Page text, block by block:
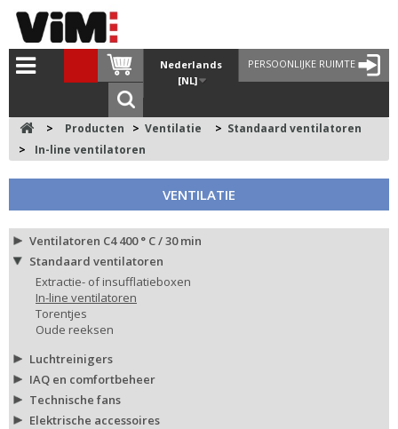
PERSOONLIJKE RUIMTE
Nederlands
[NL]
> Producten > Ventilatie > Standaard ventilatoren
>
In-line ventilatoren
VENTILATIE
Ventilatoren C4 400 ° C / 30 min
Standaard ventilatoren
Extractie- of insufflatieboxen
In-line ventilatoren
Torentjes
Oude reeksen
Luchtreinigers
IAQ en comfortbeheer
Technische fans
Elektrische accessoires